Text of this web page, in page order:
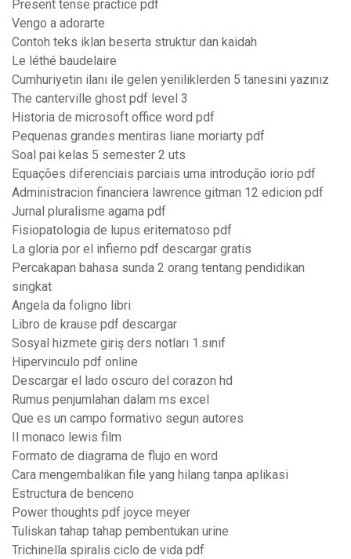
Present tense practice pdf
Vengo a adorarte
Contoh teks iklan beserta struktur dan kaidah
Le léthé baudelaire
Cumhuriyetin ilanı ile gelen yeniliklerden 5 tanesini yazınız
The canterville ghost pdf level 3
Historia de microsoft office word pdf
Pequenas grandes mentiras liane moriarty pdf
Soal pai kelas 5 semester 2 uts
Equações diferenciais parciais uma introdução iorio pdf
Administracion financiera lawrence gitman 12 edicion pdf
Jurnal pluralisme agama pdf
Fisiopatologia de lupus eritematoso pdf
La gloria por el infierno pdf descargar gratis
Percakapan bahasa sunda 2 orang tentang pendidikan
singkat
Angela da foligno libri
Libro de krause pdf descargar
Sosyal hizmete giriş ders notları 1.sınıf
Hipervinculo pdf online
Descargar el lado oscuro del corazon hd
Rumus penjumlahan dalam ms excel
Que es un campo formativo segun autores
Il monaco lewis film
Formato de diagrama de flujo en word
Cara mengembalikan file yang hilang tanpa aplikasi
Estructura de benceno
Power thoughts pdf joyce meyer
Tuliskan tahap tahap pembentukan urine
Trichinella spiralis ciclo de vida pdf